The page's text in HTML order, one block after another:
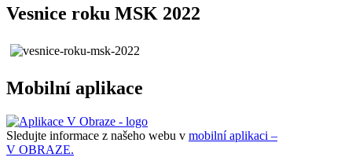
Vesnice roku MSK 2022
Mobilní aplikace
Sledujte informace z našeho webu v mobilní aplikaci –
V OBRAZE.